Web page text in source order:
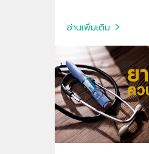
อ่านเพิ่มเติม